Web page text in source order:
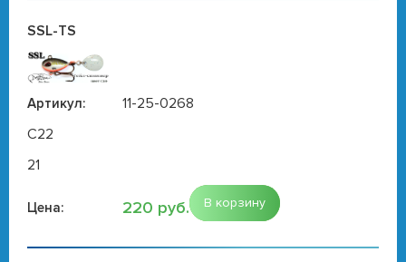
SSL-TS
Артикул:
11-25-0268
C22
21
Цена: 220 руб. В корзину